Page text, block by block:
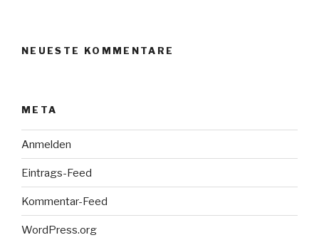
NEUESTE KOMMENTARE
META
Anmelden
Eintrags-Feed
Kommentar-Feed
WordPress.org